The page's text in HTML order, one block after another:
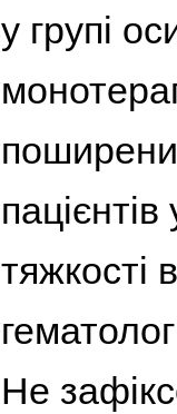
у групі
тяжкості
Не